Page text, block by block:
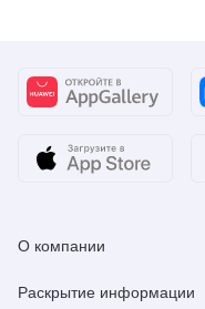
О компании
Раскрытие информации